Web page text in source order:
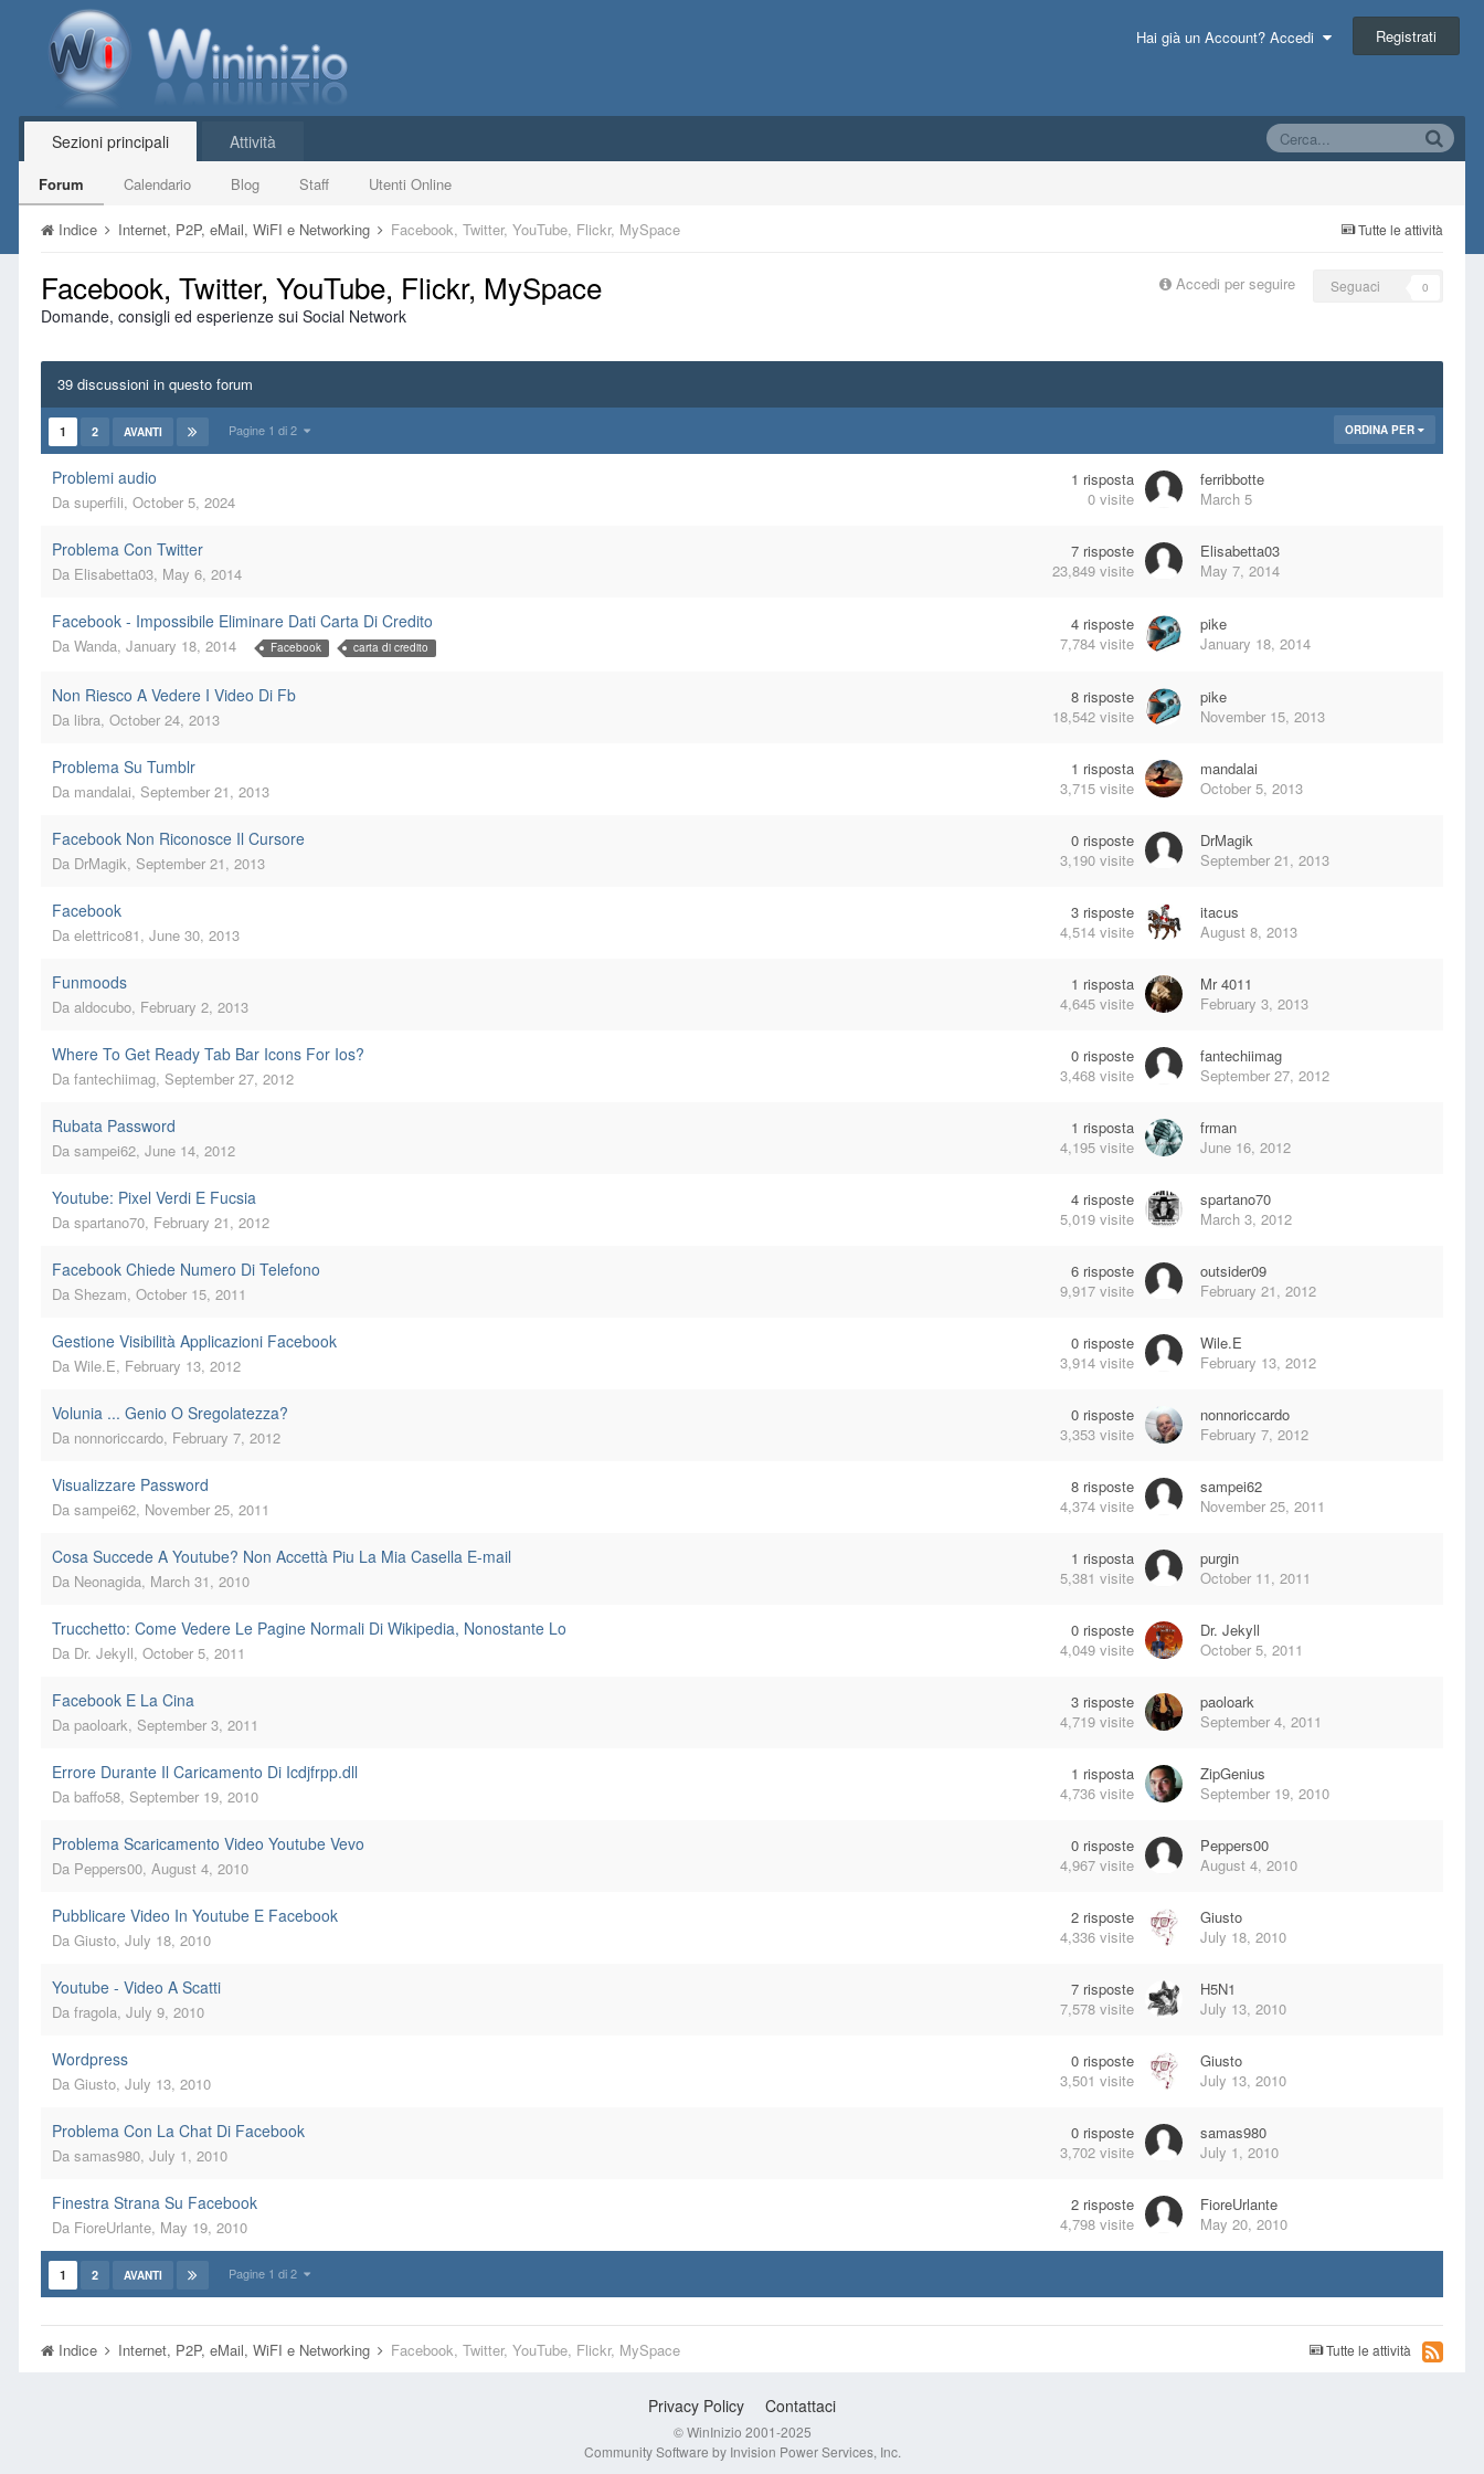
Hai già un Account? Accedi Registrati
Sezioni principali
Forum Calendario Blog Staff Utenti Online
Attività
Tutte le attività
Indice Internet, P2P, eMail, WiFI e Networking Facebook, Twitter, YouTube, Flickr, MySpace
Facebook, Twitter, YouTube, Flickr, MySpace Accedi per seguire Seguaci 0
Domande, consigli ed esperienze sui Social Network
39 discussioni in questo forum
ORDINA PER
1 2 AVANTI Pagine 1 di 2
Problemi audio
Da superfili, October 5, 2024
1 risposta
0 visite
ferribbotte
March 5
Problema Con Twitter
Da Elisabetta03, May 6, 2014
7 risposte
23,849 visite
Elisabetta03
May 7, 2014
Facebook - Impossibile Eliminare Dati Carta Di Credito
Da Wanda, January 18, 2014 Facebook carta di credito
4 risposte
7,784 visite
pike
January 18, 2014
Non Riesco A Vedere I Video Di Fb
Da libra, October 24, 2013
8 risposte
18,542 visite
pike
November 15, 2013
Problema Su Tumblr
Da mandalai, September 21, 2013
1 risposta
3,715 visite
mandalai
October 5, 2013
Facebook Non Riconosce Il Cursore
Da DrMagik, September 21, 2013
0 risposte
3,190 visite
DrMagik
September 21, 2013
Facebook
Da elettrico81, June 30, 2013
3 risposte
4,514 visite
itacus
August 8, 2013
Funmoods
Da aldocubo, February 2, 2013
1 risposta
4,645 visite
Mr 4011
February 3, 2013
Where To Get Ready Tab Bar Icons For Ios?
Da fantechiimag, September 27, 2012
0 risposte
3,468 visite
fantechiimag
September 27, 2012
Rubata Password
Da sampei62, June 14, 2012
1 risposta
4,195 visite
frman
June 16, 2012
Youtube: Pixel Verdi E Fucsia
Da spartano70, February 21, 2012
4 risposte
5,019 visite
spartano70
March 3, 2012
Facebook Chiede Numero Di Telefono
Da Shezam, October 15, 2011
6 risposte
9,917 visite
outsider09
February 21, 2012
Gestione Visibilità Applicazioni Facebook
Da Wile.E, February 13, 2012
0 risposte
3,914 visite
Wile.E
February 13, 2012
Volunia ... Genio O Sregolatezza?
Da nonnoriccardo, February 7, 2012
0 risposte
3,353 visite
nonnoriccardo
February 7, 2012
Visualizzare Password
Da sampei62, November 25, 2011
8 risposte
4,374 visite
sampei62
November 25, 2011
Cosa Succede A Youtube? Non Accettà Piu La Mia Casella E-mail
Da Neonagida, March 31, 2010
1 risposta
5,381 visite
purgin
October 11, 2011
Trucchetto: Come Vedere Le Pagine Normali Di Wikipedia, Nonostante Lo
Da Dr. Jekyll, October 5, 2011
0 risposte
4,049 visite
Dr. Jekyll
October 5, 2011
Facebook E La Cina
Da paoloark, September 3, 2011
3 risposte
4,719 visite
paoloark
September 4, 2011
Errore Durante Il Caricamento Di Icdjfrpp.dll
Da baffo58, September 19, 2010
1 risposta
4,736 visite
ZipGenius
September 19, 2010
Problema Scaricamento Video Youtube Vevo
Da Peppers00, August 4, 2010
0 risposte
4,967 visite
Peppers00
August 4, 2010
Pubblicare Video In Youtube E Facebook
Da Giusto, July 18, 2010
2 risposte
4,336 visite
Giusto
July 18, 2010
Youtube - Video A Scatti
Da fragola, July 9, 2010
7 risposte
7,578 visite
H5N1
July 13, 2010
Wordpress
Da Giusto, July 13, 2010
0 risposte
3,501 visite
Giusto
July 13, 2010
Problema Con La Chat Di Facebook
Da samas980, July 1, 2010
0 risposte
3,702 visite
samas980
July 1, 2010
Finestra Strana Su Facebook
Da FioreUrlante, May 19, 2010
2 risposte
4,798 visite
FioreUrlante
May 20, 2010
1 2 AVANTI Pagine 1 di 2
Tutte le attività
Indice Internet, P2P, eMail, WiFI e Networking Facebook, Twitter, YouTube, Flickr, MySpace
Privacy Policy Contattaci
© WinInizio 2001-2025
Community Software by Invision Power Services, Inc.